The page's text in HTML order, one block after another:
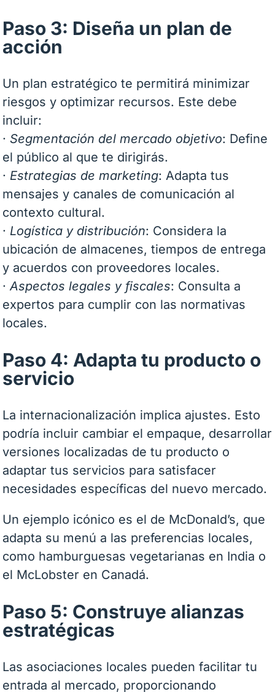
Paso 3: Diseña un plan de
acción
Un plan estratégico te permitirá minimizar
riesgos y optimizar recursos. Este debe
incluir:
·Segmentación del mercado objetivo: Define
el público al que te dirigirás.
· Estrategias de marketing: Adapta tus
mensajes y canales de comunicación al
contexto cultural.
· Logística y distribución: Considera la
ubicación de almacenes, tiempos de entrega
y acuerdos con proveedores locales.
·Aspectos legales y fiscales: Consulta a
expertos para cumplir con las normativas
locales.
Paso 4: Adapta tu producto o
servicio
La internacionalización implica ajustes. Esto
podría incluir cambiar el empaque, desarrollar
versiones localizadas de tu producto o
adaptar tus servicios para satisfacer
necesidades específicas del nuevo mercado.
Un ejemplo icónico es el de McDonald’s, que
adapta su menú a las preferencias locales,
como hamburguesas vegetarianas en India o
el McLobster en Canadá.
Paso 5: Construye alianzas
estratégicas
Las asociaciones locales pueden facilitar tu
entrada al mercado, proporcionando